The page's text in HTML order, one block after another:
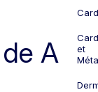
de A
et